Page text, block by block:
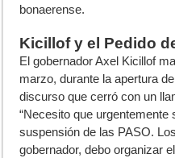
bonaerense.
Kicillof y el Pedido
El gobernador Axel Kicillof
marzo, durante la apertura
discurso que cerró con un
“Necesito que
suspensión de las PASO.
gobernador, debo organizar